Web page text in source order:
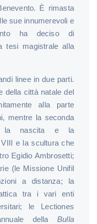
È rimasta
sue innumerevoli e
ha deciso di
tesi magistrale alla
linee in due parti.
della città natale del
alla parte
mentre la seconda
la nascita e la
e la scultura che
Egidio Ambrosetti;
(le Missione Unifil
a distanza; la
tra i vari enti
le Lectiones
della Bulla